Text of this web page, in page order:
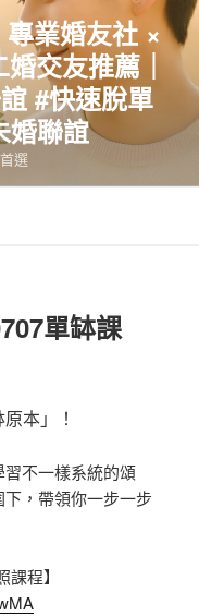
業婚友社 ×
交友推薦｜
#快速脫單
婚聯誼
選
單缽課
本」！
不一樣系統的頌
，帶領你一步一步
程】